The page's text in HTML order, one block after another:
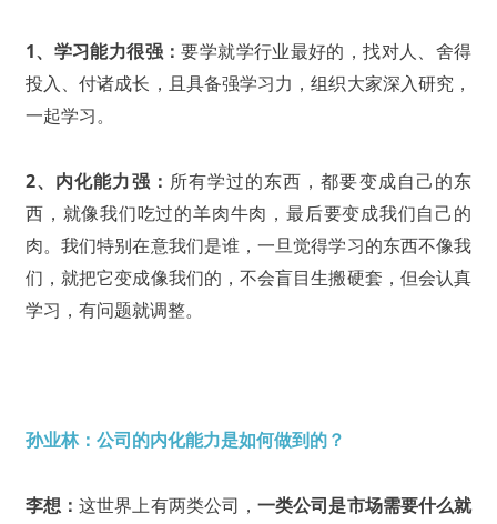
1、学习能力很强：要学就学行业最好的，找对人、舍得
投入、付诸成长，且具备强学习力，组织大家深入研究，
一起学习。
2、内化能力强： 所有学过的东西，都要变成自己的东
西，就像我们吃过的羊肉牛肉，最后要变成我们自己的
肉。我们特别在意我们是谁，一旦觉得学习的东西不像我
们，就把它变成像我们的，不会盲目生搬硬套，但会认真
学习，有问题就调整。
孙业林：公司的内化能力是如何做到的？
李想：这世界上有两类公司，一类公司是市场需要什么就